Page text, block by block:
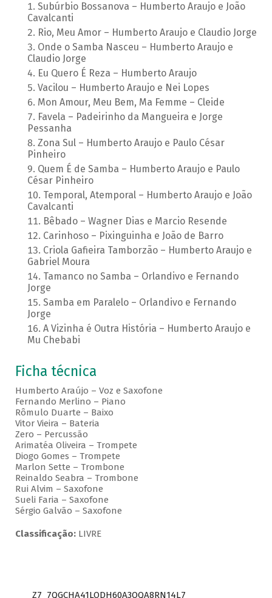
Subúrbio Bossanova – Humberto Araujo e João
Cavalcanti
Rio, Meu Amor – Humberto Araujo e Claudio Jorge
Onde o Samba Nasceu – Humberto Araujo e
Claudio Jorge
Eu Quero É Reza – Humberto Araujo
Vacilou – Humberto Araujo e Nei Lopes
Mon Amour, Meu Bem, Ma Femme – Cleide
Favela – Padeirinho da Mangueira e Jorge
Pessanha
Zona Sul – Humberto Araujo e Paulo César
Pinheiro
Quem É de Samba – Humberto Araujo e Paulo
César Pinheiro
Temporal, Atemporal – Humberto Araujo e João
Cavalcanti
Bêbado – Wagner Dias e Marcio Resende
Carinhoso – Pixinguinha e João de Barro
Criola Gafieira Tamborzão – Humberto Araujo e
Gabriel Moura
Tamanco no Samba – Orlandivo e Fernando
Jorge
Samba em Paralelo – Orlandivo e Fernando
Jorge
A Vizinha é Outra História – Humberto Araujo e
Mu Chebabi
Ficha técnica
Humberto Araújo – Voz e Saxofone
Fernando Merlino – Piano
Rômulo Duarte – Baixo
Vitor Vieira – Bateria
Zero – Percussão
Arimatéa Oliveira – Trompete
Diogo Gomes – Trompete
Marlon Sette – Trombone
Reinaldo Seabra – Trombone
Rui Alvim – Saxofone
Sueli Faria – Saxofone
Sérgio Galvão – Saxofone
Classificação:LIVRE
Z7_7QGCHA41LODH60A3OQA8RN14L7